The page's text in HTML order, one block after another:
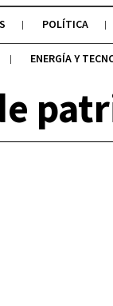
POLÍTICA
ENERGÍA Y